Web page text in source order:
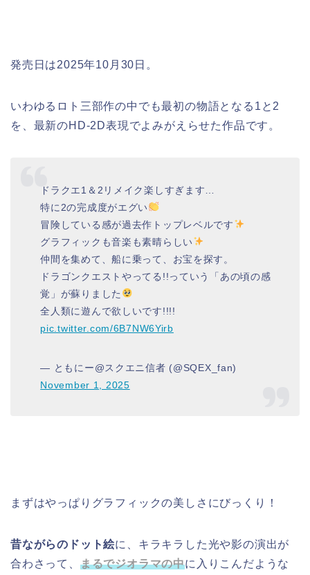
発売日は2025年10月30日。
いわゆるロト三部作の中でも最初の物語となる1と2
を、最新のHD-2D表現でよみがえらせた作品です。
ドラクエ1＆2リメイク楽しすぎます…
特に2の完成度がエグい
冒険している感が過去作トップレベルです
グラフィックも音楽も素晴らしい
仲間を集めて、船に乗って、お宝を探す。
ドラゴンクエストやってる!!っていう「あの頃の感
覚」が蘇りました
全人類に遊んで欲しいです!!!!
pic.twitter.com/6B7NW6Yirb
— ともにー@スクエニ信者 (@SQEX_fan)
November 1, 2025
まずはやっぱりグラフィックの美しさにびっくり！
昔ながらのドット絵に、キラキラした光や影の演出が
合わさって、 まるでジオラマの中に入りこんだような